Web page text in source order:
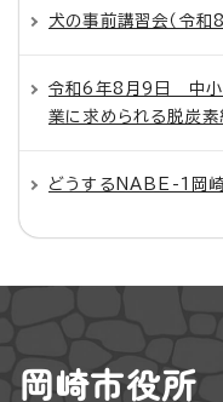
犬の事前講習会（令和
令和6年8月9日 中小
業に求められる脱炭素
どうするNABE-1岡崎
岡崎市役所